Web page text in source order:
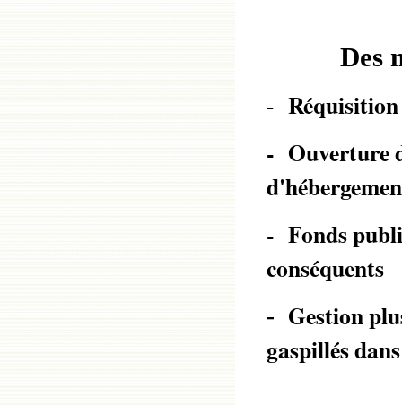
Des
- Réquisition
- Ouverture
- Fonds
conséquents
- Gestion
gaspillés